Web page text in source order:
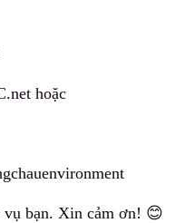
hoặc
vụ bạn. Xin cảm ơn! 😊